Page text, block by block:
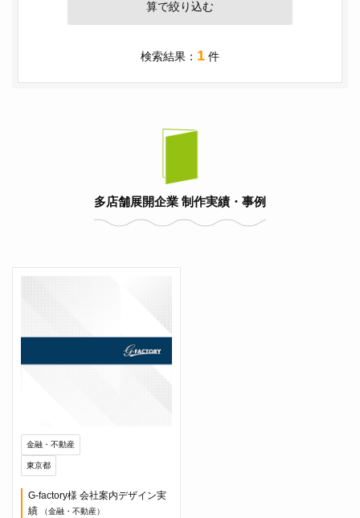
算で絞り込む
検索結果： 1 件
多店舗展開企業 制作実績・事例
金融・不動産
東京都
G-factory様 会社案内デザイン実
績
（金融・不動産）